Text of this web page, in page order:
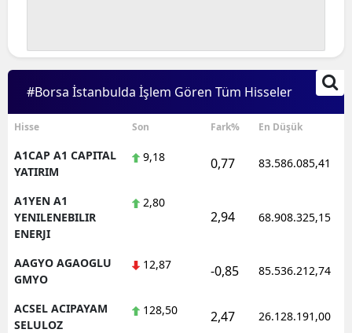
#Borsa İstanbulda İşlem Gören Tüm Hisseler
Hisse Son Fark% En Düşük
A1CAP A1 CAPITAL
YATIRIM
9,18 0,77 83.586.085,41
A1YEN A1
YENILENEBILIR
ENERJI
2,80
2,94 68.908.325,15
AAGYO AGAOGLU
GMYO
12,87 -0,85 85.536.212,74
ACSEL ACIPAYAM
SELULOZ
128,50 2,47 26.128.191,00